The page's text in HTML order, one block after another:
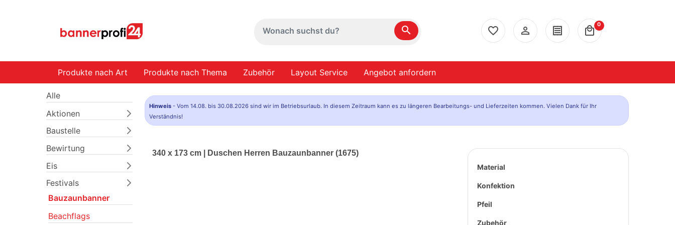
search favorite_border person_outline receipt local_mall
0
Produkte nach Art Produkte nach Thema Zubehör Layout Service Angebot anfordern
Alle
Aktionen
Baustelle
Bewirtung
Eis
Festivals
Bauzaunbanner
Beachflags
Hinweis - Vom 14.08. bis 30.08.2026 sind wir im Betriebsurlaub. In diesem Zeitraum kann es zu längeren Bearbeitungs- und Lieferzeiten kommen. Vielen Dank für Ihr
Verständnis!
340 x 173 cm | Duschen Herren Bauzaunbanner (1675)
Material
Konfektion
Pfeil
Zubehör